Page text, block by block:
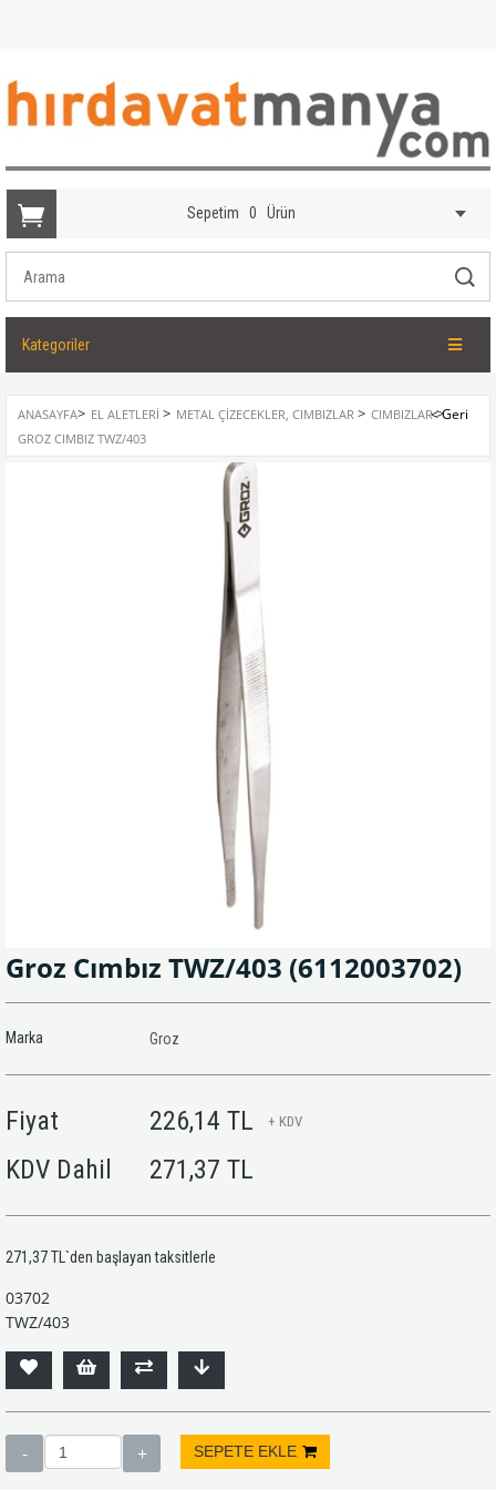
Sepetim 0 Ürün
Kategoriler
ANASAYFA> EL ALETLERI > METAL ÇIZECEKLER, CIMBIZLAR > CIMBIZLAR>
GROZ CIMBIZ TWZ/403
Groz Cımbız TWZ/403 (6112003702)
Marka Groz
Fiyat 226,14 TL + KDV
KDV Dahil 271,37 TL
271,37 TL `den başlayan taksitlerle
03702
TWZ/403